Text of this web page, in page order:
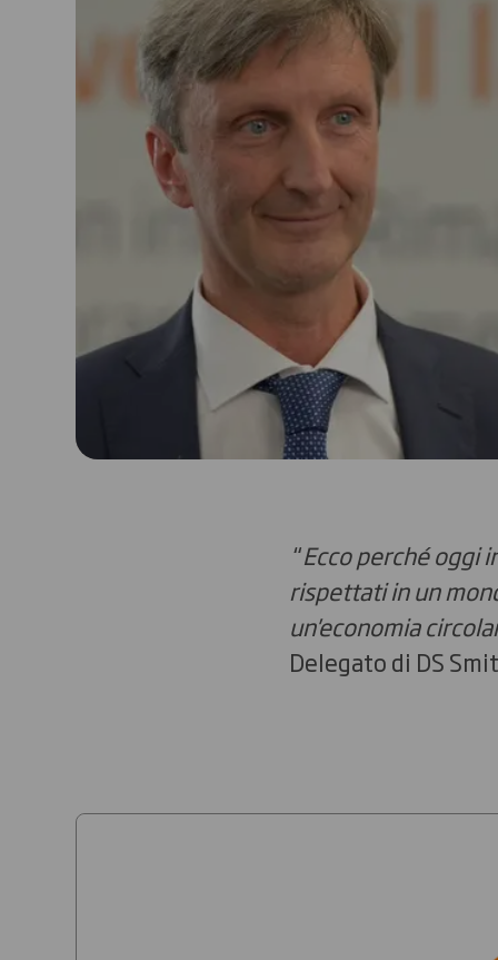
“Ecco perché oggi
rispettati in un
un'economia
Delegato di DS